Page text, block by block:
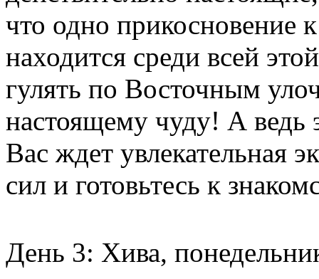
что одно прикосновение
находится среди всей
гулять по Восточным
настоящему чуду! А ведь
Вас ждет увлекательная
сил и готовьтесь к
День 3: Хива,